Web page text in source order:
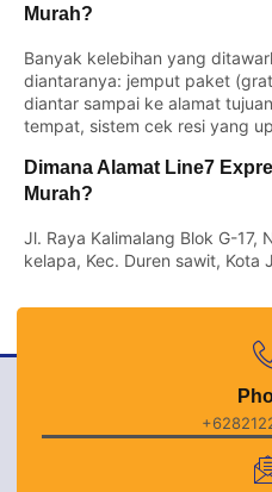
Murah?
Banyak kelebihan yang
diantaranya: jemput paket
diantar sampai ke alamat
tempat, sistem cek resi yang
Dimana Alamat Line7
Murah?
Jl. Raya Kalimalang Blok G-17,
kelapa, Kec. Duren sawit, Kota